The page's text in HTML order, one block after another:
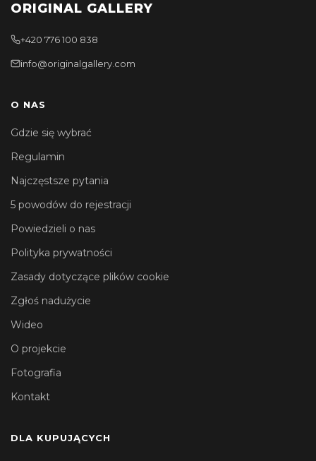
ORIGINAL GALLERY
+420 776 100 838
info@originalgallery.com
O NAS
Gdzie się wybrać
Regulamin
Najczęstsze pytania
5 powodów do rejestracji
Powiedzieli o nas
Polityka prywatności
Zasady dotyczące plików cookie
Zgłoś nadużycie
Wideo
O projekcie
Fotografia
Kontakt
DLA KUPUJĄCYCH